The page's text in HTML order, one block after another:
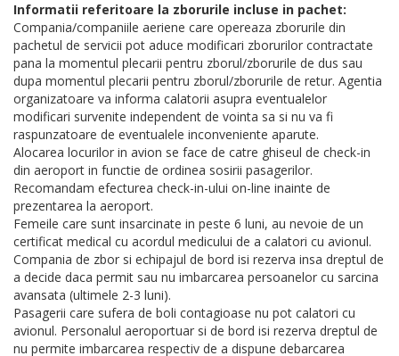
Informatii referitoare la zborurile incluse in pachet:
Compania/companiile aeriene care opereaza zborurile din
pachetul de servicii pot aduce modificari zborurilor contractate
pana la momentul plecarii pentru zborul/zborurile de dus sau
dupa momentul plecarii pentru zborul/zborurile de retur. Agentia
organizatoare va informa calatorii asupra eventualelor
modificari survenite independent de vointa sa si nu va fi
raspunzatoare de eventualele inconveniente aparute.
Alocarea locurilor in avion se face de catre ghiseul de check-in
din aeroport in functie de ordinea sosirii pasagerilor.
Recomandam efecturea check-in-ului on-line inainte de
prezentarea la aeroport.
Femeile care sunt insarcinate in peste 6 luni, au nevoie de un
certificat medical cu acordul medicului de a calatori cu avionul.
Compania de zbor si echipajul de bord isi rezerva insa dreptul de
a decide daca permit sau nu imbarcarea persoanelor cu sarcina
avansata (ultimele 2-3 luni).
Pasagerii care sufera de boli contagioase nu pot calatori cu
avionul. Personalul aeroportuar si de bord isi rezerva dreptul de
nu permite imbarcarea respectiv de a dispune debarcarea